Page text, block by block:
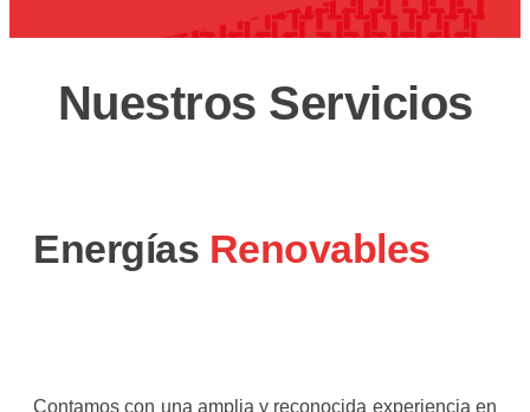
Nuestros Servicios
Energías Renovables
Contamos con una amplia y reconocida experiencia en